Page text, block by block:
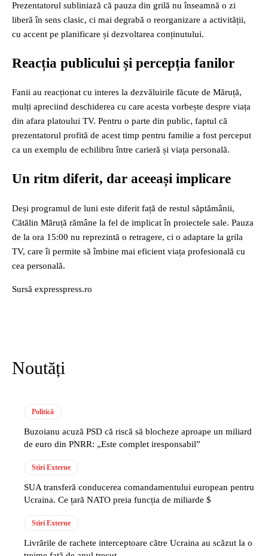
Prezentatorul subliniază că pauza din grilă nu înseamnă o zi
liberă în sens clasic, ci mai degrabă o reorganizare a activității,
cu accent pe planificare și dezvoltarea conținutului.
Reacția publicului și percepția fanilor
Fanii au reacționat cu interes la dezvăluirile făcute de Măruță,
mulți apreciind deschiderea cu care acesta vorbește despre viața
din afara platoului TV. Pentru o parte din public, faptul că
prezentatorul profită de acest timp pentru familie a fost perceput
ca un exemplu de echilibru între carieră și viața personală.
Un ritm diferit, dar aceeași implicare
Deși programul de luni este diferit față de restul săptămânii,
Cătălin Măruță rămâne la fel de implicat în proiectele sale. Pauza
de la ora 15:00 nu reprezintă o retragere, ci o adaptare la grila
TV, care îi permite să îmbine mai eficient viața profesională cu
cea personală.
Sursă expresspress.ro
Noutăți
Politică
Buzoianu acuză PSD că riscă să blocheze aproape un miliard
de euro din PNRR: „Este complet iresponsabil”
Stiri Externe
SUA transferă conducerea comandamentului european pentru
Ucraina. Ce țară NATO preia funcția de miliarde $
Stiri Externe
Livrările de rachete interceptoare către Ucraina au scăzut la o